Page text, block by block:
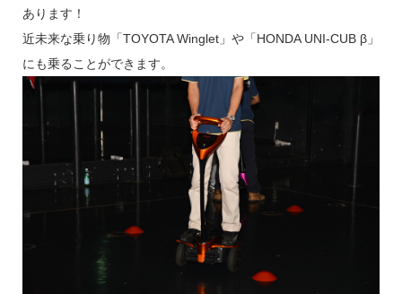
あります！
近未来な乗り物「TOYOTA Winglet」や「HONDA UNI-CUB β」
にも乗ることができます。